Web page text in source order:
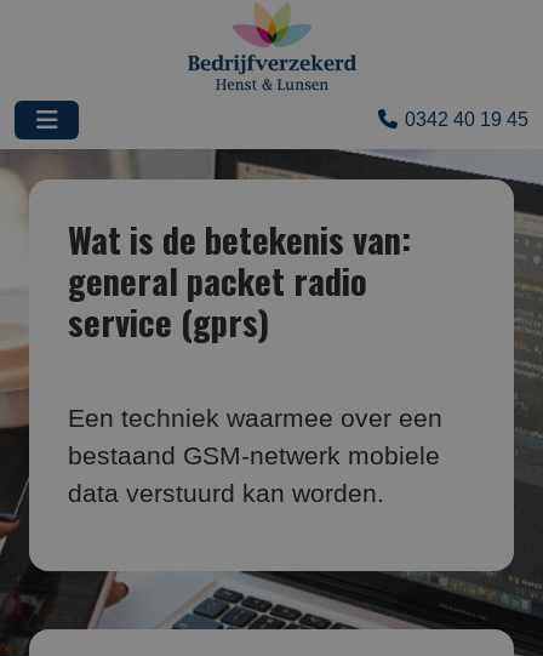
0342 40 19 45
Wat is de betekenis van:
general packet radio
service (gprs)
Een techniek waarmee over een
bestaand GSM-netwerk mobiele
data verstuurd kan worden.